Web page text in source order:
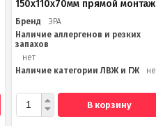
150х110х70мм прямой монтаж
Бренд
ЭРА
Наличие аллергенов и резких
запахов
нет
Наличие категории ЛВЖ и ГЖ
В корзину